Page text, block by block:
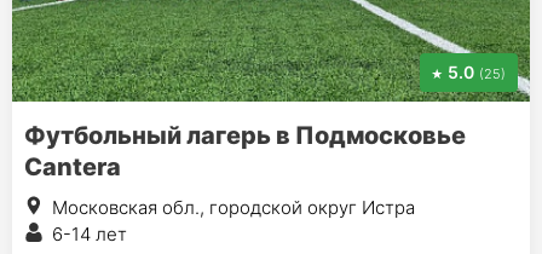
5.0 (25)
Футбольный лагерь в Подмосковье
Cantera
Московская обл., городской округ Истра
6-14 лет